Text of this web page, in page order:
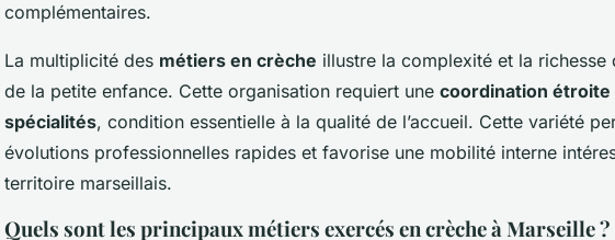
complémentaires.
La multiplicité des métiers en crèche illustre la complexité et la richesse
de la petite enfance. Cette organisation requiert une coordination
spécialités, condition essentielle à la qualité de l’accueil. Cette variété
évolutions professionnelles rapides et favorise une mobilité interne
territoire marseillais.
Quels sont les principaux métiers exercés en crèche à Marseille ?